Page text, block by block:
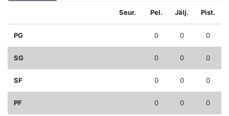
Seur. Pel. Jälj. Pist.
PG 0 0 0
SG 0 0 0
SF 0 0 0
PF 0 0 0